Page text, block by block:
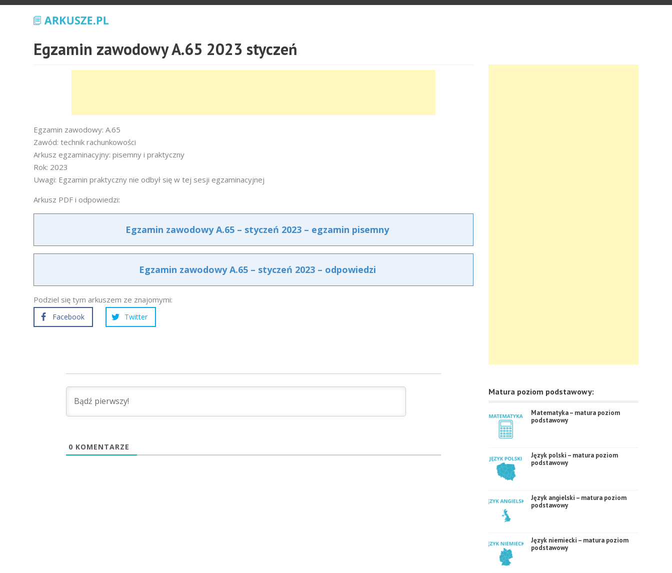
Egzamin zawodowy A.65 2023 styczeń
Egzamin zawodowy: A.65
Zawód: technik rachunkowości
Arkusz egzaminacyjny: pisemny i praktyczny
Rok: 2023
Uwagi: Egzamin praktyczny nie odbył się w tej sesji egzaminacyjnej
Arkusz PDF i odpowiedzi:
Egzamin zawodowy A.65 – styczeń 2023 – egzamin pisemny
Egzamin zawodowy A.65 – styczeń 2023 – odpowiedzi
Podziel się tym arkuszem ze znajomymi:
Facebook Twitter
0 KOMENTARZE
Matura poziom podstawowy:
Matematyka – matura poziom
podstawowy
Język polski – matura poziom
podstawowy
Język angielski – matura poziom
podstawowy
Język niemiecki – matura poziom
podstawowy